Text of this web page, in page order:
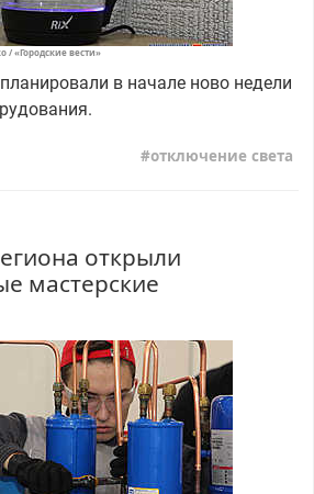
/ «Городские вести»
в начале ново недели
отключение света
открыли
мастерские